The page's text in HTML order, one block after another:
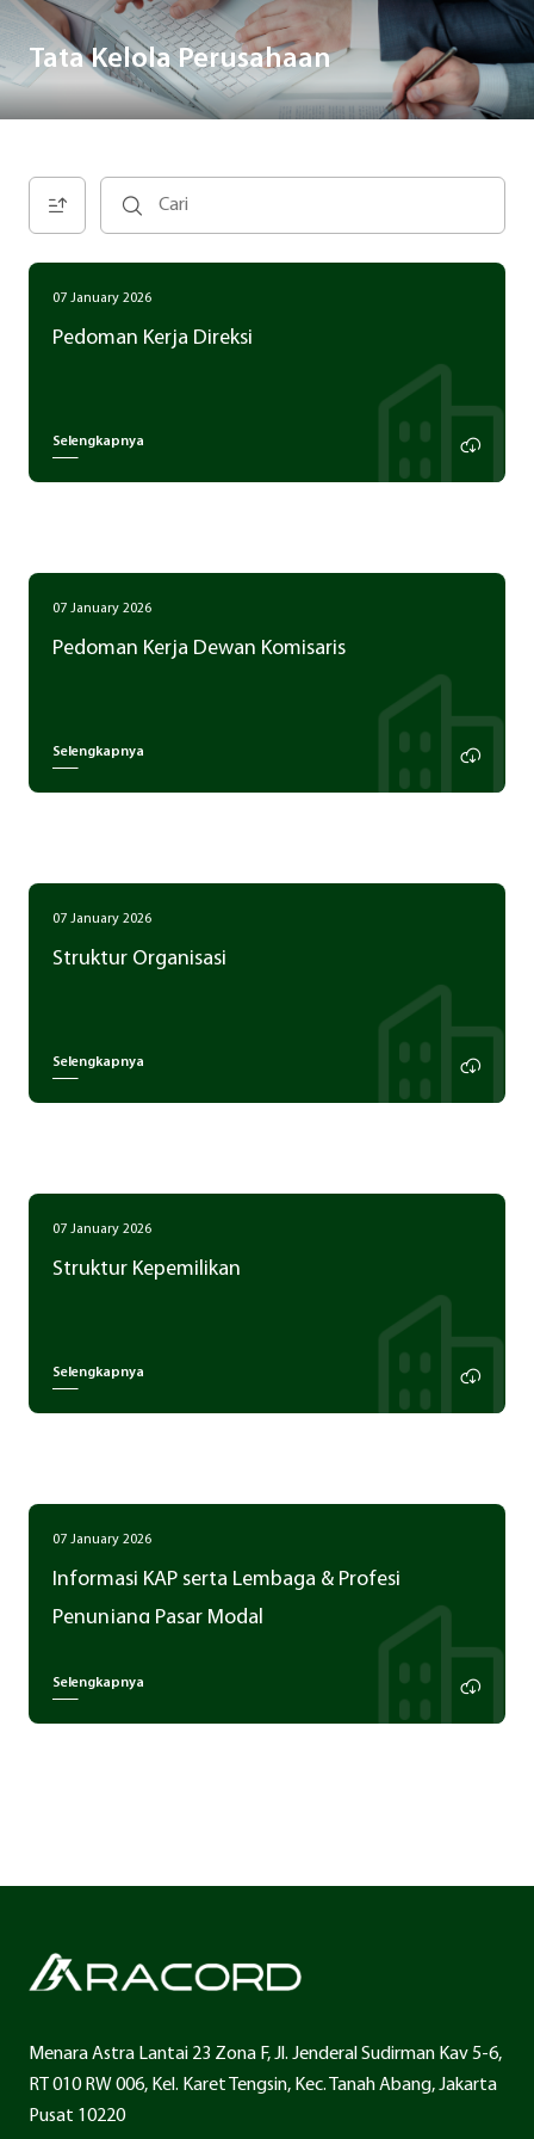
Tata Kelola Perusahaan
07 January 2026
Pedoman Kerja Direksi
Selengkapnya
07 January 2026
Pedoman Kerja Dewan Komisaris
Selengkapnya
07 January 2026
Struktur Organisasi
Selengkapnya
07 January 2026
Struktur Kepemilikan
Selengkapnya
07 January 2026
Informasi KAP serta Lembaga & Profesi
Penunjang Pasar Modal
Selengkapnya
Menara Astra Lantai 23 Zona F, Jl. Jenderal Sudirman Kav 5-6,
RT 010 RW 006, Kel. Karet Tengsin, Kec. Tanah Abang, Jakarta
Pusat 10220